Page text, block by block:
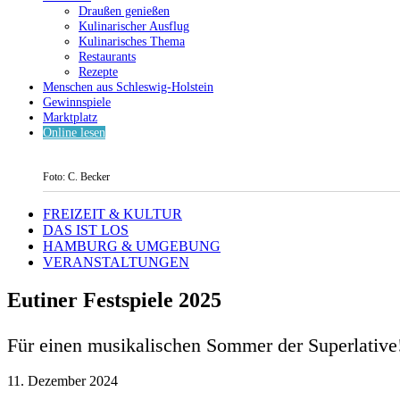
Draußen genießen
Kulinarischer Ausflug
Kulinarisches Thema
Restaurants
Rezepte
Menschen aus Schleswig-Holstein
Gewinnspiele
Marktplatz
Online lesen
Foto: C. Becker
FREIZEIT & KULTUR
DAS IST LOS
HAMBURG & UMGEBUNG
VERANSTALTUNGEN
Eutiner Festspiele 2025
Für einen musikalischen Sommer der
11. Dezember 2024